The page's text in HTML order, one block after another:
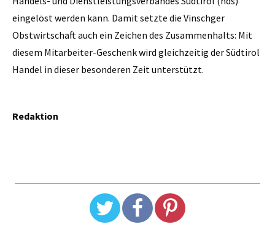
eingelöst werden kann. Damit setzte die Vinschger
Obstwirtschaft auch ein Zeichen des Zusammenhalts: Mit
diesem Mitarbeiter-Geschenk wird gleichzeitig der Südtirol
Handel in dieser besonderen Zeit unterstützt.
Redaktion